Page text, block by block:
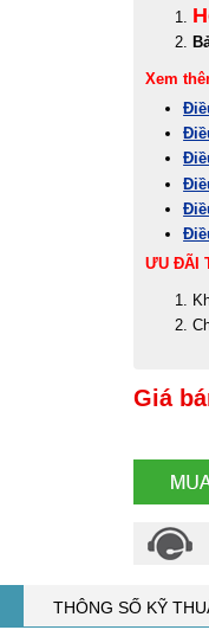
Xem
ƯU ĐÃI
Giá
THÔNG SỐ KỸ